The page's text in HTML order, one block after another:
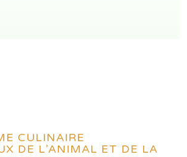
CULINAIRE
DE L’ANIMAL ET DE LA